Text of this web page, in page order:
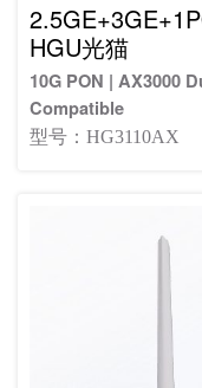
HGU光猫
10G PON | AX3000
Compatible
型号：HG3110AX